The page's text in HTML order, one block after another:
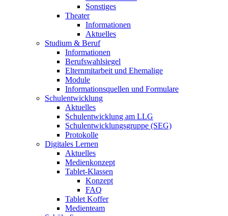
Sonstiges
Theater
Informationen
Aktuelles
Studium & Beruf
Informationen
Berufswahlsiegel
Elternmitarbeit und Ehemalige
Module
Informationsquellen und Formulare
Schulentwicklung
Aktuelles
Schulentwicklung am LLG
Schulentwicklungsgruppe (SEG)
Protokolle
Digitales Lernen
Aktuelles
Medienkonzept
Tablet-Klassen
Konzept
FAQ
Tablet Koffer
Medienteam